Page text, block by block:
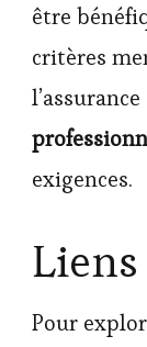
être
critères
exigences.
Pour